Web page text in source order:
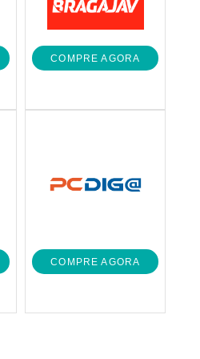
COMPRE AGORA
COMPRE AGORA